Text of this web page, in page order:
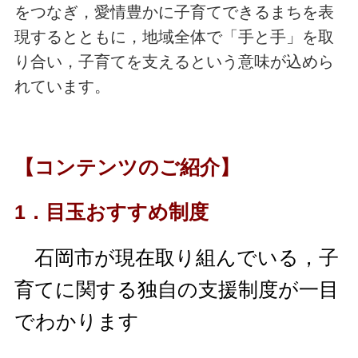
をつなぎ，愛情豊かに子育てできるまちを表
現するとともに，地域全体で「手と手」を取
り合い，子育てを支えるという意味が込めら
れています。
【コンテンツのご紹介】
1．目玉おすすめ制度
石岡市が現在取り組んでいる，子
育てに関する独自の支援制度が一目
でわかります